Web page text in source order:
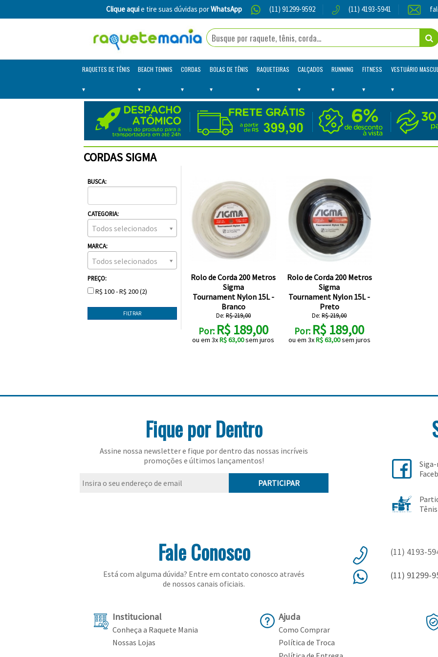
Clique aquie tire suas dúvidas porWhatsApp (11) 91299-9592 (11) 4193-5941
RAQUETES DE TÊNIS BEACH TENNIS CORDAS BOLAS DE TÊNIS RAQUETEIRAS CALÇADOS RUNNING FITNESS VESTUÁRIO
CORDAS SIGMA
BUSCA:
CATEGORIA:
Todos selecionados
MARCA:
Todos selecionados
PREÇO:
R$ 100 - R$ 200 (2)
Rolo de Corda 200 Metros
Sigma
Tournament Nylon 15L -
Branco
De:R$ 219,00
Por: R$ 189,00
ou em 3xR$ 63,00sem juros
Rolo de Corda 200 Metros
Sigma
Tournament Nylon 15L -
Preto
De:R$ 219,00
Por: R$ 189,00
ou em 3xR$ 63,00sem juros
Fique por Dentro
Assine nossa newsletter e fique por dentro das nossas incríveis
promoções e últimos lançamentos!
PARTICIPAR
Fale Conosco
Está com alguma dúvida? Entre em contato conosco através
de nossos canais oficiais.
(11) 4193-
(11) 91299-
Institucional
Conheça a Raquete Mania
Nossas Lojas
Ajuda
Como Comprar
Política de Troca